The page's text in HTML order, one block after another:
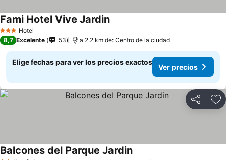
3 Estrellas
Hotel
Fami Hotel Vive Jardin
8,7 Excelente 53 a 2.2 km de: Centro de la ciudad
Elige fechas para ver los precios exactos
Ver precios
Compartir
Balcones del Parque Jardin